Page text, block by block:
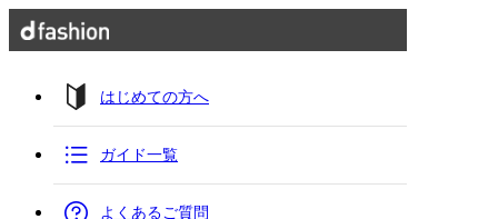
はじめての方へ
ガイド一覧
よくあるご質問